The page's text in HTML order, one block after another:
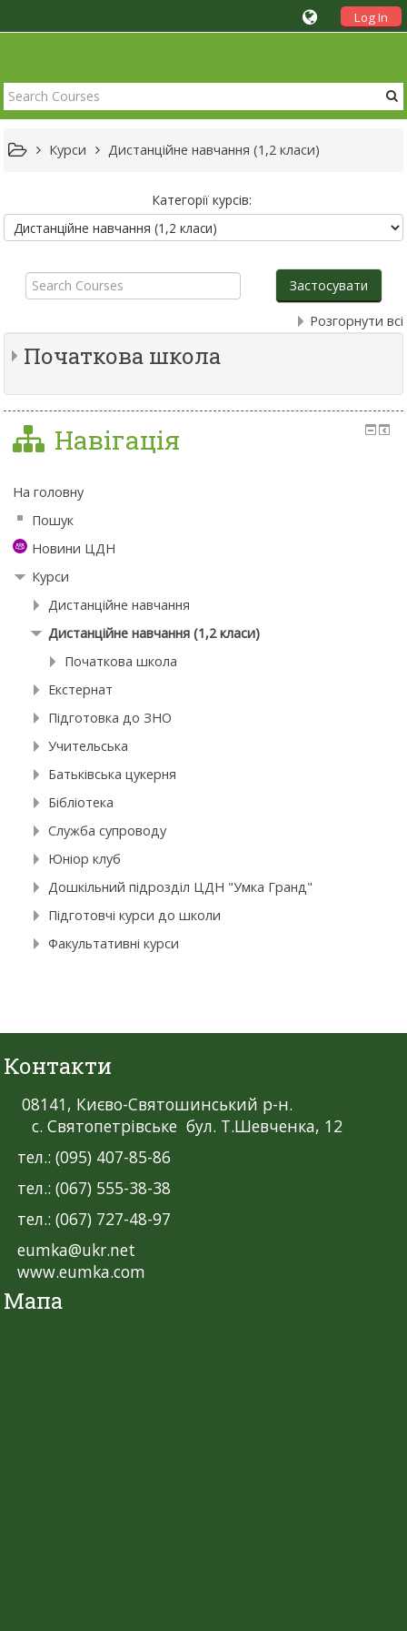
Log In
Курси Дистанційне навчання (1,2 класи)
Категорії курсів:
Courses
Застосувати
Розгорнути всі
Початкова школа
Навігація
На головну
Пошук
Новини ЦДН
Курси
Дистанційне навчання
Дистанційне навчання (1,2 класи)
Початкова школа
Екстернат
Підготовка до ЗНО
Учительська
Батьківська цукерня
Бібліотека
Служба супроводу
Юніор клуб
Дошкільний підрозділ ЦДН "Умка Гранд"
Підготовчі курси до школи
Факультативні курси
Контакти
08141, Києво-Святошинський р-н.
с. Святопетрівське бул. Т.Шевченка, 12
тел.: (095) 407-85-86
тел.: (067) 555-38-38
тел.: (067) 727-48-97
eumka@ukr.net
www.eumka.com
Мапа